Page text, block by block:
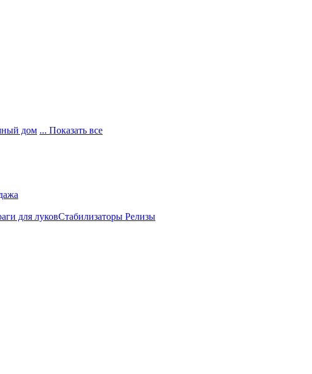
дом ... Показать все
для луковСтабилизаторы Релизы